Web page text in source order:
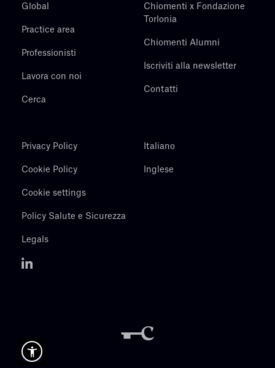
Global
Practice area
Professionisti
Lavora con noi
Cerca
Chiomenti x Fondazione
Torlonia
Chiomenti Alumni
Iscriviti alla newsletter
Contatti
Privacy Policy
Cookie Policy
Cookie settings
Policy Salute e Sicurezza
Legals
Italiano
Inglese